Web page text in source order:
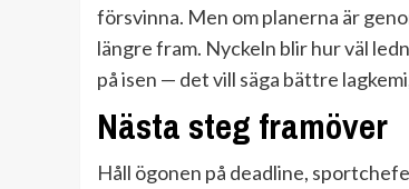
försvinna. Men om planerna är
längre fram. Nyckeln blir hur väl
på isen — det vill säga bättre
Nästa steg framöver
Håll ögonen på deadline,